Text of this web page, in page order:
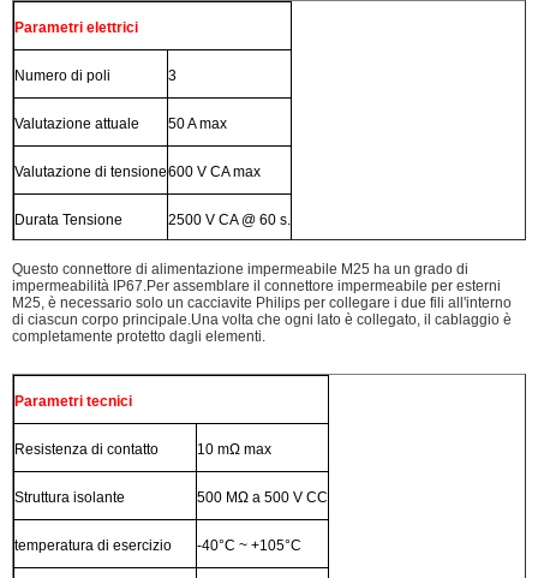
Parametri elettrici
Numero di poli 3
Valutazione attuale 50 A max
Valutazione di tensione600 V CA max
Durata Tensione 2500 V CA @ 60 s.
Questo connettore di alimentazione impermeabile M25 ha un grado di
impermeabilità IP67.Per assemblare il connettore impermeabile per esterni
M25, è necessario solo un cacciavite Philips per collegare i due fili all'interno
di ciascun corpo principale.Una volta che ogni lato è collegato, il cablaggio è
completamente protetto dagli elementi.
Parametri tecnici
Resistenza di contatto 10 mΩ max
Struttura isolante 500 MΩ a 500 V CC
temperatura di esercizio -40°C ~ +105°C